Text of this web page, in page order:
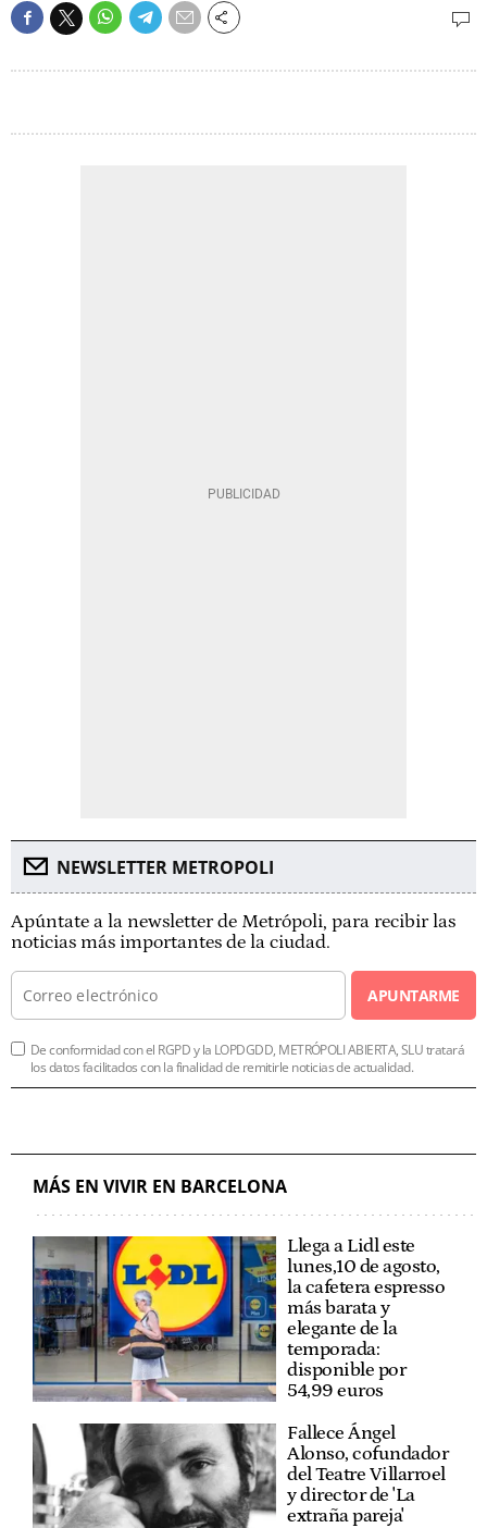
NEWSLETTER METROPOLI
Apúntate a la newsletter de Metrópoli, para recibir las
noticias más importantes de la ciudad.
APUNTARME
De conformidad con el RGPD y la LOPDGDD, METRÓPOLI ABIERTA, SLU tratará
los datos facilitados con la finalidad de remitirle noticias de actualidad.
MÁS EN VIVIR EN BARCELONA
Llega a Lidl este
lunes,10 de agosto,
la cafetera espresso
más barata y
elegante de la
temporada:
disponible por
54,99 euros
Fallece Ángel
Alonso, cofundador
del Teatre Villarroel
y director de 'La
extraña pareja'